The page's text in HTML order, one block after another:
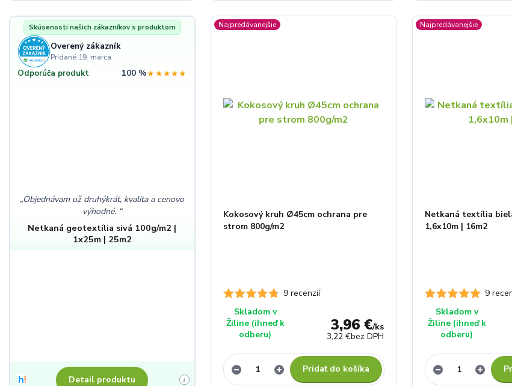
Skúsenosti našich zákazníkov s produktom
Overený zákazník
Pridané 19. marca
Odporúča produkt 100 %★★★★★
Objednávam už druhýkrát, kvalita a cenovo
výhodné.
Netkaná geotextília sivá 100g/m2 |
1x25m | 25m2
Detail produktu i
Najpredávanejšie
9 recenzií
Kokosový kruh Ø45cm ochrana pre
strom 800g/m2
3,96 €/ks
3,22 €bez DPH
Skladom v
Žiline (ihneď k
odberu)
Pridať do košíka
Najpredávanejšie
9
Netkaná textília
1,6x10m | 16m2
Skladom v
Žiline (ihneď k
odberu)